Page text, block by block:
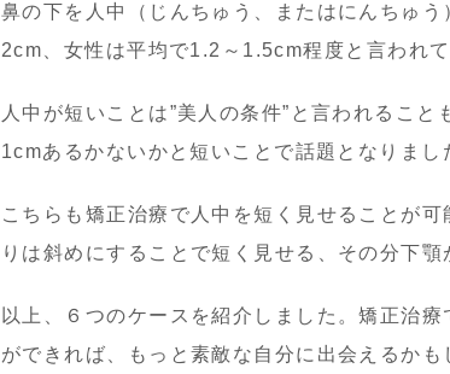
鼻の下を人中（じんちゅう、またはにんちゅ
2cm、女性は平均で1.2～1.5cm程度と言われて
人中が短いことは”美人の条件”と言われるこ
1cmあるかないかと短いことで話題となりまし
こちらも矯正治療で人中を短く見せることが
りは斜めにすることで短く見せる、その分下顎
以上、６つのケースを紹介しました。矯正治
ができれば、もっと素敵な自分に出会えるか